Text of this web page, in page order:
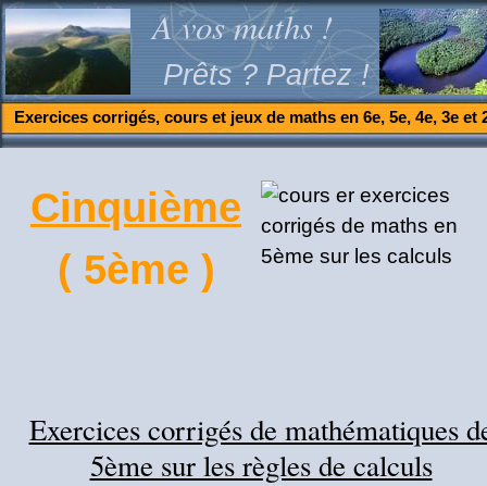
A vos maths !
Prêts ? Partez !
Exercices corrigés, cours et jeux de maths en 6e, 5e, 4e, 3e et
Cinquième
( 5ème )
Exercices corrigés de mathématiques
5ème sur les règles de calculs